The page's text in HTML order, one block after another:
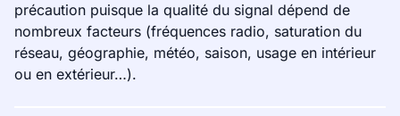
précaution puisque la qualité du signal dépend de
nombreux facteurs (fréquences radio, saturation du
réseau, géographie, météo, saison, usage en intérieur
ou en extérieur…).